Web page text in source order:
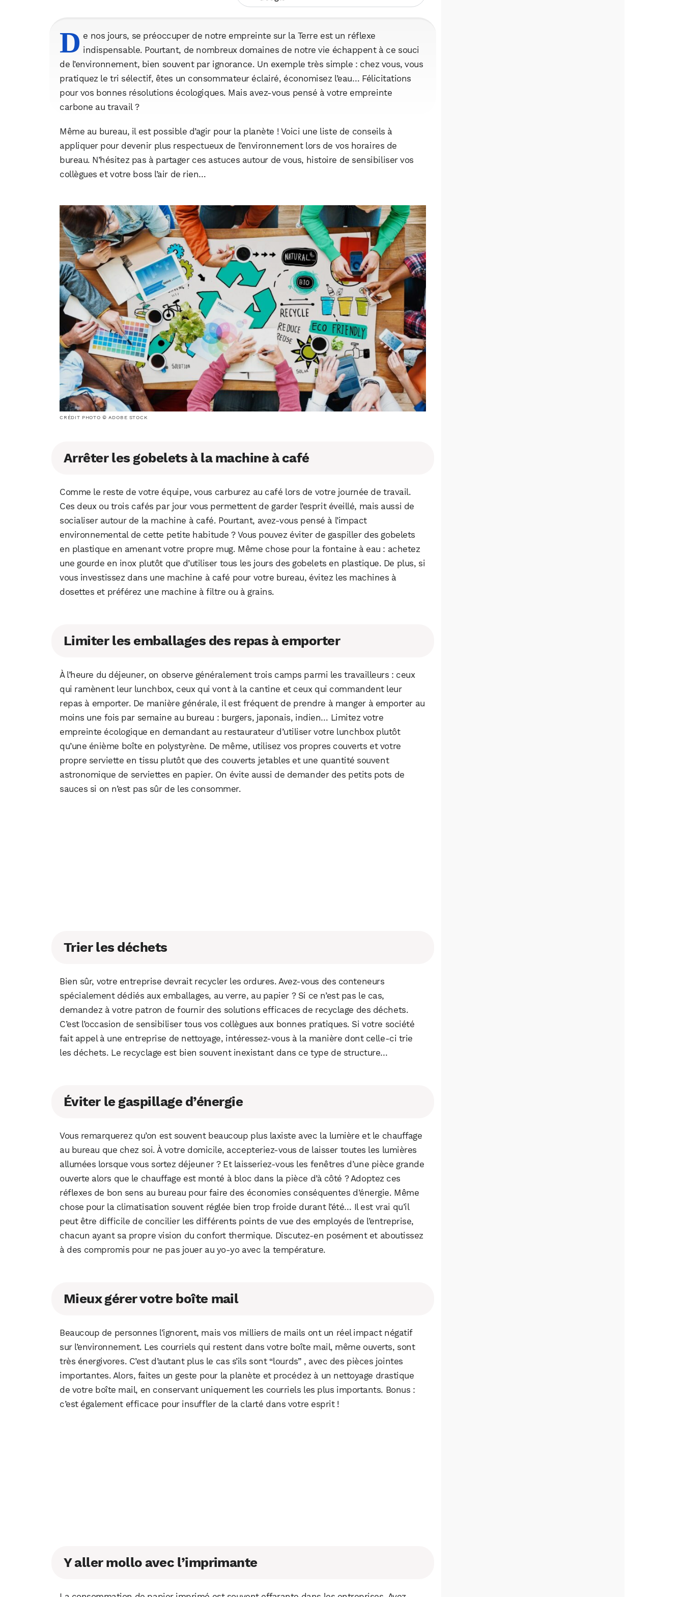
D e nos jours, se préoccuper de notre empreinte sur la Terre est un réflexe
indispensable. Pourtant, de nombreux domaines de notre vie échappent à ce souci
de l’environnement, bien souvent par ignorance. Un exemple très simple : chez vous, vous
pratiquez le tri sélectif, êtes un consommateur éclairé, économisez l’eau… Félicitations
pour vos bonnes résolutions écologiques. Mais avez-vous pensé à votre empreinte
carbone au travail ?
Même au bureau, il est possible d’agir pour la planète ! Voici une liste de conseils à
appliquer pour devenir plus respectueux de l’environnement lors de vos horaires de
bureau. N’hésitez pas à partager ces astuces autour de vous, histoire de sensibiliser vos
collègues et votre boss l’air de rien…
CRÉDIT PHOTO © ADOBE STOCK
Arrêter les gobelets à la machine à café
Comme le reste de votre équipe, vous carburez au café lors de votre journée de travail.
Ces deux ou trois cafés par jour vous permettent de garder l’esprit éveillé, mais aussi de
socialiser autour de la machine à café. Pourtant, avez-vous pensé à l’impact
environnemental de cette petite habitude ? Vous pouvez éviter de gaspiller des gobelets
en plastique en amenant votre propre mug. Même chose pour la fontaine à eau : achetez
une gourde en inox plutôt que d’utiliser tous les jours des gobelets en plastique. De plus, si
vous investissez dans une machine à café pour votre bureau, évitez les machines à
dosettes et préférez une machine à filtre ou à grains.
Limiter les emballages des repas à emporter
À l’heure du déjeuner, on observe généralement trois camps parmi les travailleurs : ceux
qui ramènent leur lunchbox, ceux qui vont à la cantine et ceux qui commandent leur
repas à emporter. De manière générale, il est fréquent de prendre à manger à emporter au
moins une fois par semaine au bureau : burgers, japonais, indien… Limitez votre
empreinte écologique en demandant au restaurateur d’utiliser votre lunchbox plutôt
qu’une énième boîte en polystyrène. De même, utilisez vos propres couverts et votre
propre serviette en tissu plutôt que des couverts jetables et une quantité souvent
astronomique de serviettes en papier. On évite aussi de demander des petits pots de
sauces si on n’est pas sûr de les consommer.
Trier les déchets
Bien sûr, votre entreprise devrait recycler les ordures. Avez-vous des conteneurs
spécialement dédiés aux emballages, au verre, au papier ? Si ce n’est pas le cas,
demandez à votre patron de fournir des solutions efficaces de recyclage des déchets.
C’est l’occasion de sensibiliser tous vos collègues aux bonnes pratiques. Si votre société
fait appel à une entreprise de nettoyage, intéressez-vous à la manière dont celle-ci trie
les déchets. Le recyclage est bien souvent inexistant dans ce type de structure…
Éviter le gaspillage d’énergie
Vous remarquerez qu’on est souvent beaucoup plus laxiste avec la lumière et le chauffage
au bureau que chez soi. À votre domicile, accepteriez-vous de laisser toutes les lumières
allumées lorsque vous sortez déjeuner ? Et laisseriez-vous les fenêtres d’une pièce grande
ouverte alors que le chauffage est monté à bloc dans la pièce d’à côté ? Adoptez ces
réflexes de bon sens au bureau pour faire des économies conséquentes d’énergie. Même
chose pour la climatisation souvent réglée bien trop froide durant l’été… Il est vrai qu’il
peut être difficile de concilier les différents points de vue des employés de l’entreprise,
chacun ayant sa propre vision du confort thermique. Discutez-en posément et aboutissez
à des compromis pour ne pas jouer au yo-yo avec la température.
Mieux gérer votre boîte mail
Beaucoup de personnes l’ignorent, mais vos milliers de mails ont un réel impact négatif
sur l’environnement. Les courriels qui restent dans votre boîte mail, même ouverts, sont
très énergivores. C’est d’autant plus le cas s’ils sont “lourds” , avec des pièces jointes
importantes. Alors, faites un geste pour la planète et procédez à un nettoyage drastique
de votre boîte mail, en conservant uniquement les courriels les plus importants. Bonus :
c’est également efficace pour insuffler de la clarté dans votre esprit !
Y aller mollo avec l’imprimante